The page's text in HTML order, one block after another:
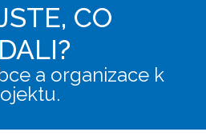
CO
a organizace k